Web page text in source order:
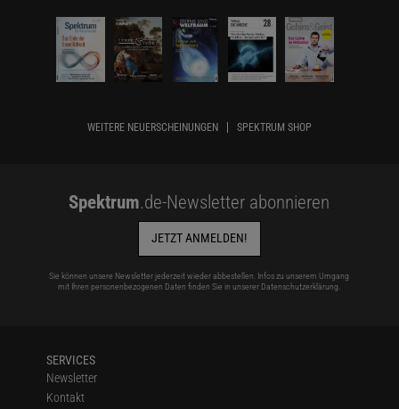
WEITERE NEUERSCHEINUNGEN SPEKTRUM SHOP
Spektrum.de-Newsletter abonnieren
JETZT ANMELDEN!
Sie können unsere Newsletter jederzeit wieder abbestellen. Infos zu unserem Umgang
mit Ihren personenbezogenen Daten finden Sie in unserer Datenschutzerklärung.
SERVICES
Newsletter
Kontakt